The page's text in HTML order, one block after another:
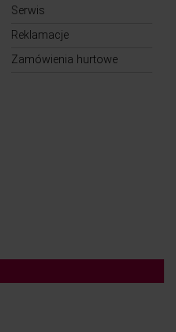
Serwis
Reklamacje
Zamówienia hurtowe